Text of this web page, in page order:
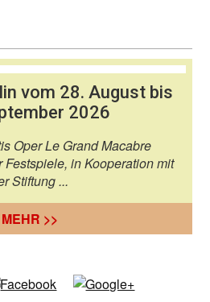
vom 28. August bis
2026
Oper Le Grand Macabre
in Kooperation mit
Stiftung ...
MEHR >>